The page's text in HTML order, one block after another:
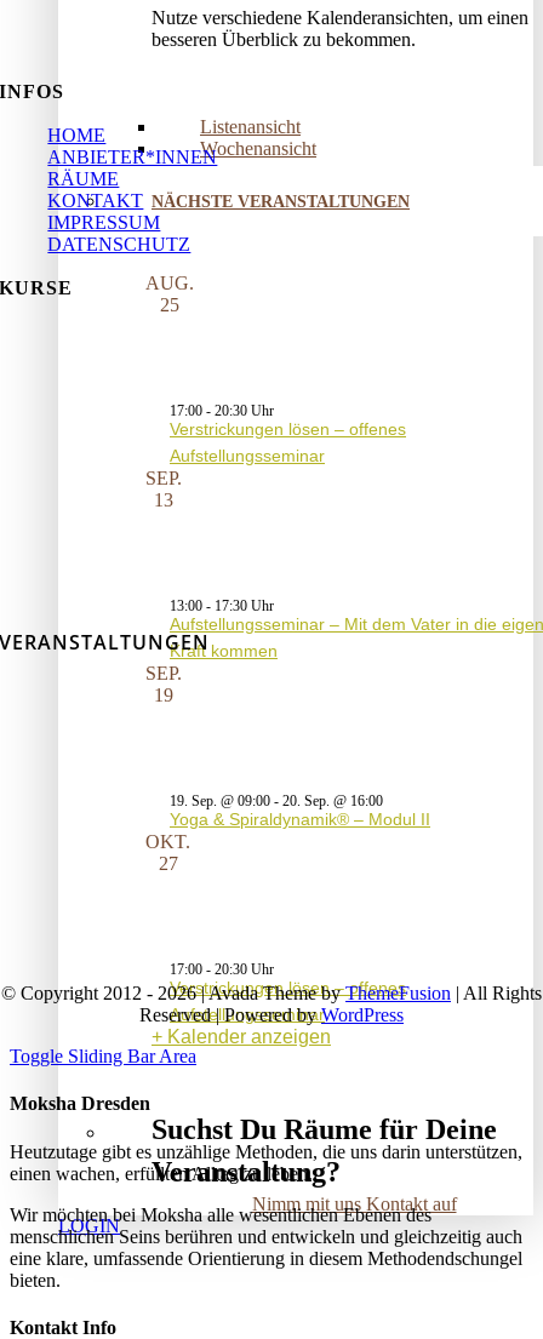
Nutze verschiedene Kalenderansichten, um einen
besseren Überblick zu bekommen.
Listenansicht
Wochenansicht
NÄCHSTE VERANSTALTUNGEN
AUG.
25
17:00 - 20:30
Verstrickungen lösen – offenes
Aufstellungsseminar
SEP.
13
13:00 - 17:30
Aufstellungsseminar – Mit dem Vater in die
Kraft kommen
SEP.
19
19. Sep. @ 09:00 - 20. Sep. @ 16:00
Yoga & Spiraldynamik® – Modul II
OKT.
27
17:00 - 20:30
Verstrickungen lösen – offenes
Aufstellungsseminar
Kalender anzeigen
Suchst Du Räume für Deine
Veranstaltung?
Nimm mit uns Kontakt auf
LOGIN
INFOS
HOME
ANBIETER*INNEN
RÄUME
KONTAKT
IMPRESSUM
DATENSCHUTZ
KURSE
VERANSTALTUNGEN
© Copyright 2012 - 2026 | Avada Theme byThemeFusion | All Rights
Reserved | Powered byWordPress
Toggle Sliding Bar Area
Moksha Dresden
Heutzutage gibt es unzählige Methoden, die uns darin unterstützen,
einen wachen, erfüllten Alltag zu leben.
Wir möchten bei Moksha alle wesent­lichen Ebenen des
menschlichen Seins berühren und entwickeln und gleichzeitig auch
eine klare, umfassende Orientierung in diesem Methodendschungel
bieten.
Kontakt Info